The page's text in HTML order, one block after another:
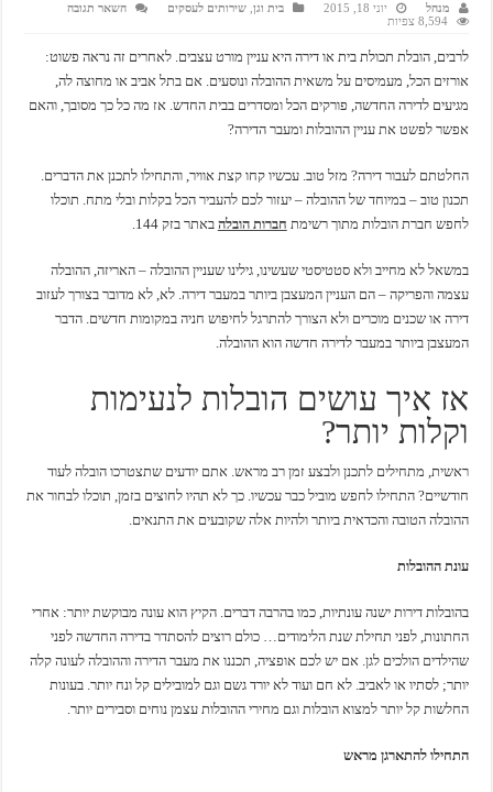
מנהל יוני 18, 2015 בית וגן ,שירותים לעסקים
השאר תגובה
8,594 צפיות
לרבים, הובלת תכולת בית או דירה היא עניין מורט עצבים. לאחרים זה נראה פשוט:
אורזים הכל, מעמיסים על משאית ההובלה ונוסעים. אם בתל אביב או מחוצה לה,
מגיעים לדירה החדשה, פורקים הכל ומסדרים בבית החדש. אז מה כל כך מסובך, והאם
אפשר לפשט את עניין ההובלות ומעבר הדירה?
החלטתם לעבור דירה? מזל טוב. עכשיו קחו קצת אוויר, והתחילו לתכנן את הדברים.
תכנון טוב – במיוחד של ההובלה – יעזור לכם להעביר הכל בקלות ובלי מתח. תוכלו
לחפש חברת הובלות מתוך רשימת חברות הובלה באתר בזק 144.
במשאל לא מחייב ולא סטטיסטי שעשינו, גילינו שעניין ההובלה – האריזה, ההובלה
עצמה והפריקה – הם העניין המעצבן ביותר במעבר דירה. לא, לא מדובר בצורך לעזוב
דירה או שכנים מוכרים ולא הצורך להתרגל לחיפוש חניה במקומות חדשים. הדבר
המעצבן ביותר במעבר לדירה חדשה הוא ההובלה.
אז איך עושים הובלות לנעימות
וקלות יותר?
ראשית, מתחילים לתכנן ולבצע זמן רב מראש. אתם יודעים שתצטרכו הובלה לעוד
חודשיים? התחילו לחפש מוביל כבר עכשיו. כך לא תהיו לחוצים בזמן, תוכלו לבחור את
ההובלה הטובה והכדאית ביותר ולהיות אלה שקובעים את התנאים.
עונת ההובלות
בהובלות דירות ישנה עונתיות, כמו בהרבה דברים. הקיץ הוא עונה מבוקשת יותר: אחרי
החתונות, לפני תחילת שנת הלימודים… כולם רוצים להסתדר בדירה החדשה לפני
שהילדים הולכים לגן. אם יש לכם אופציה, תכננו את מעבר הדירה וההובלה לעונה קלה
יותר; לסתיו או לאביב. לא חם ועוד לא יורד גשם וגם למובילים קל ונח יותר. בעונות
החלשות קל יותר למצוא הובלות וגם מחירי ההובלות עצמן נוחים וסבירים יותר.
התחילו להתארגן מראש